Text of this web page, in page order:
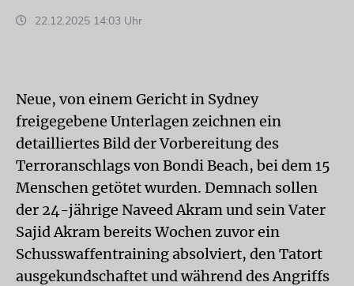
22.12.2025 14:03 Uhr
Neue, von einem Gericht in Sydney
freigegebene Unterlagen zeichnen ein
detailliertes Bild der Vorbereitung des
Terroranschlags von Bondi Beach, bei dem 15
Menschen getötet wurden. Demnach sollen
der 24-jährige Naveed Akram und sein Vater
Sajid Akram bereits Wochen zuvor ein
Schusswaffentraining absolviert, den Tatort
ausgekundschaftet und während des Angriffs